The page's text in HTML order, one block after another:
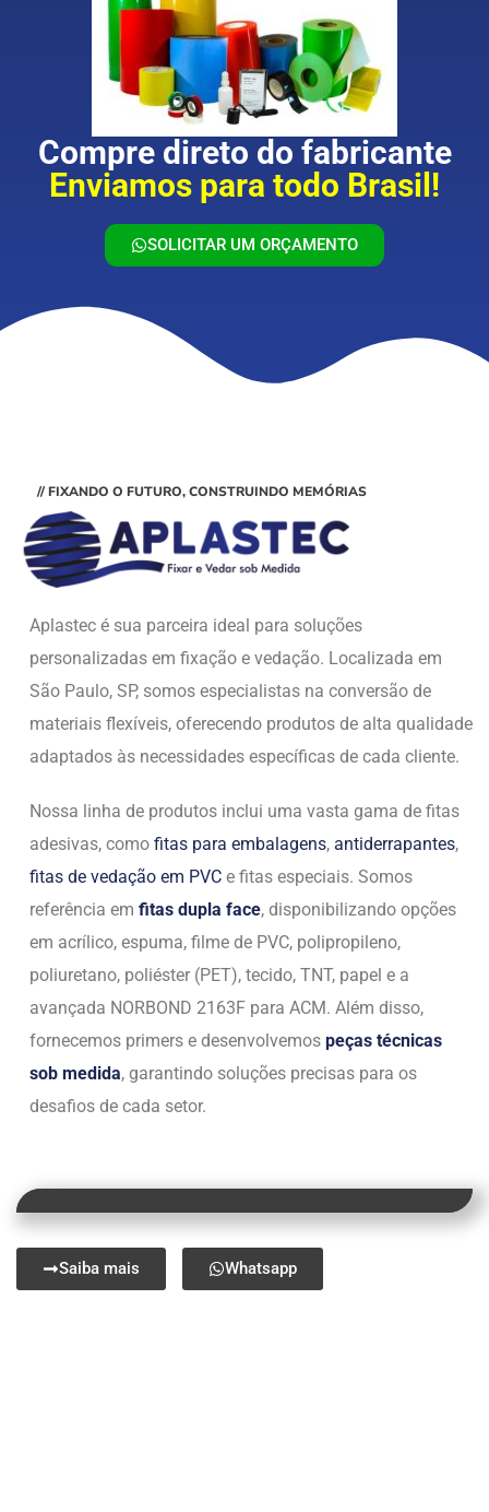
Compre direto do fabricante
Enviamos para todo Brasil!
SOLICITAR UM ORÇAMENTO
// FIXANDO O FUTURO, CONSTRUINDO MEMÓRIAS
Aplastec é sua parceira ideal para soluções
personalizadas em fixação e vedação. Localizada em
São Paulo, SP, somos especialistas na conversão de
materiais flexíveis, oferecendo produtos de alta qualidade
adaptados às necessidades específicas de cada cliente.
Nossa linha de produtos inclui uma vasta gama de fitas
adesivas, como fitas para embalagens, antiderrapantes,
fitas de vedação em PVC e fitas especiais. Somos
referência em fitas dupla face, disponibilizando opções
em acrílico, espuma, filme de PVC, polipropileno,
poliuretano, poliéster (PET), tecido, TNT, papel e a
avançada NORBOND 2163F para ACM. Além disso,
fornecemos primers e desenvolvemos peças técnicas
sob medida, garantindo soluções precisas para os
desafios de cada setor.
Saiba mais Whatsapp